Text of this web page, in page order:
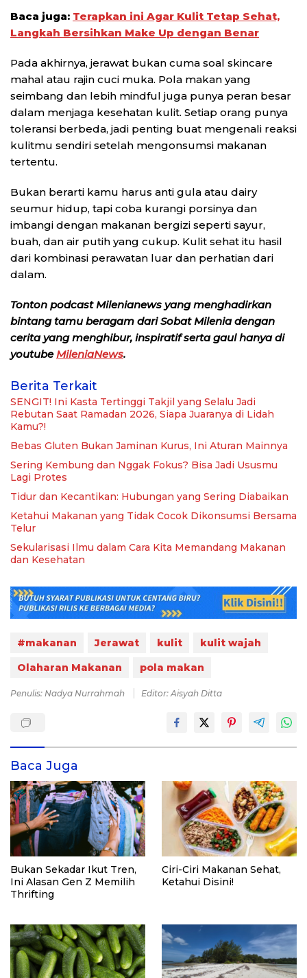
Baca juga: Terapkan ini Agar Kulit Tetap Sehat,
Langkah Bersihkan Make Up dengan Benar
Pada akhirnya, jerawat bukan cuma soal skincare
mahal atau rajin cuci muka. Pola makan yang
seimbang dan lebih mindful juga punya peran besar
dalam menjaga kesehatan kulit. Setiap orang punya
toleransi berbeda, jadi penting buat mengenali reaksi
kulitmu sendiri setelah mengonsumsi makanan
tertentu.
Bukan berarti kamu harus anti gula atau dairy
seumur hidup, tapi coba kurangi porsinya dan
imbangi dengan makanan bergizi seperti sayur,
buah, dan air putih yang cukup. Kulit sehat itu hasil
dari kombinasi perawatan luar dan perhatian dari
dalam.
Tonton podcast Milenianews yang menghadirkan
bintang tamu beragam dari Sobat Milenia dengan
cerita yang menghibur, inspiratif serta gaul hanya di
youtubeMileniaNews.
Berita Terkait
SENGIT! Ini Kasta Tertinggi Takjil yang Selalu Jadi
Rebutan Saat Ramadan 2026, Siapa Juaranya di Lidah
Kamu?!
Bebas Gluten Bukan Jaminan Kurus, Ini Aturan Mainnya
Sering Kembung dan Nggak Fokus? Bisa Jadi Ususmu
Lagi Protes
Tidur dan Kecantikan: Hubungan yang Sering Diabaikan
Ketahui Makanan yang Tidak Cocok Dikonsumsi Bersama
Telur
Sekularisasi Ilmu dalam Cara Kita Memandang Makanan
dan Kesehatan
#makanan Jerawat kulit
kulit wajah
Olaharan Makanan
pola makan
Penulis: Nadya Nurrahmah Editor: Aisyah Ditta
Baca Juga
Bukan Sekadar Ikut Tren,
Ini Alasan Gen Z Memilih
Thrifting
Ciri-Ciri Makanan Sehat,
Ketahui Disini!